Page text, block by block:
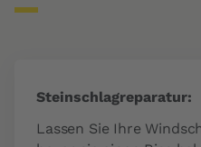
Steinschlagreparatur:
Lassen Sie Ihre